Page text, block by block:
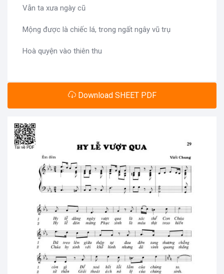
Vẫn ta xưa ngày cũ
Mộng được là chiếc lá, trong ngất ngây vũ trụ
Hoà quyện vào thiên thu
Download SHEET PDF